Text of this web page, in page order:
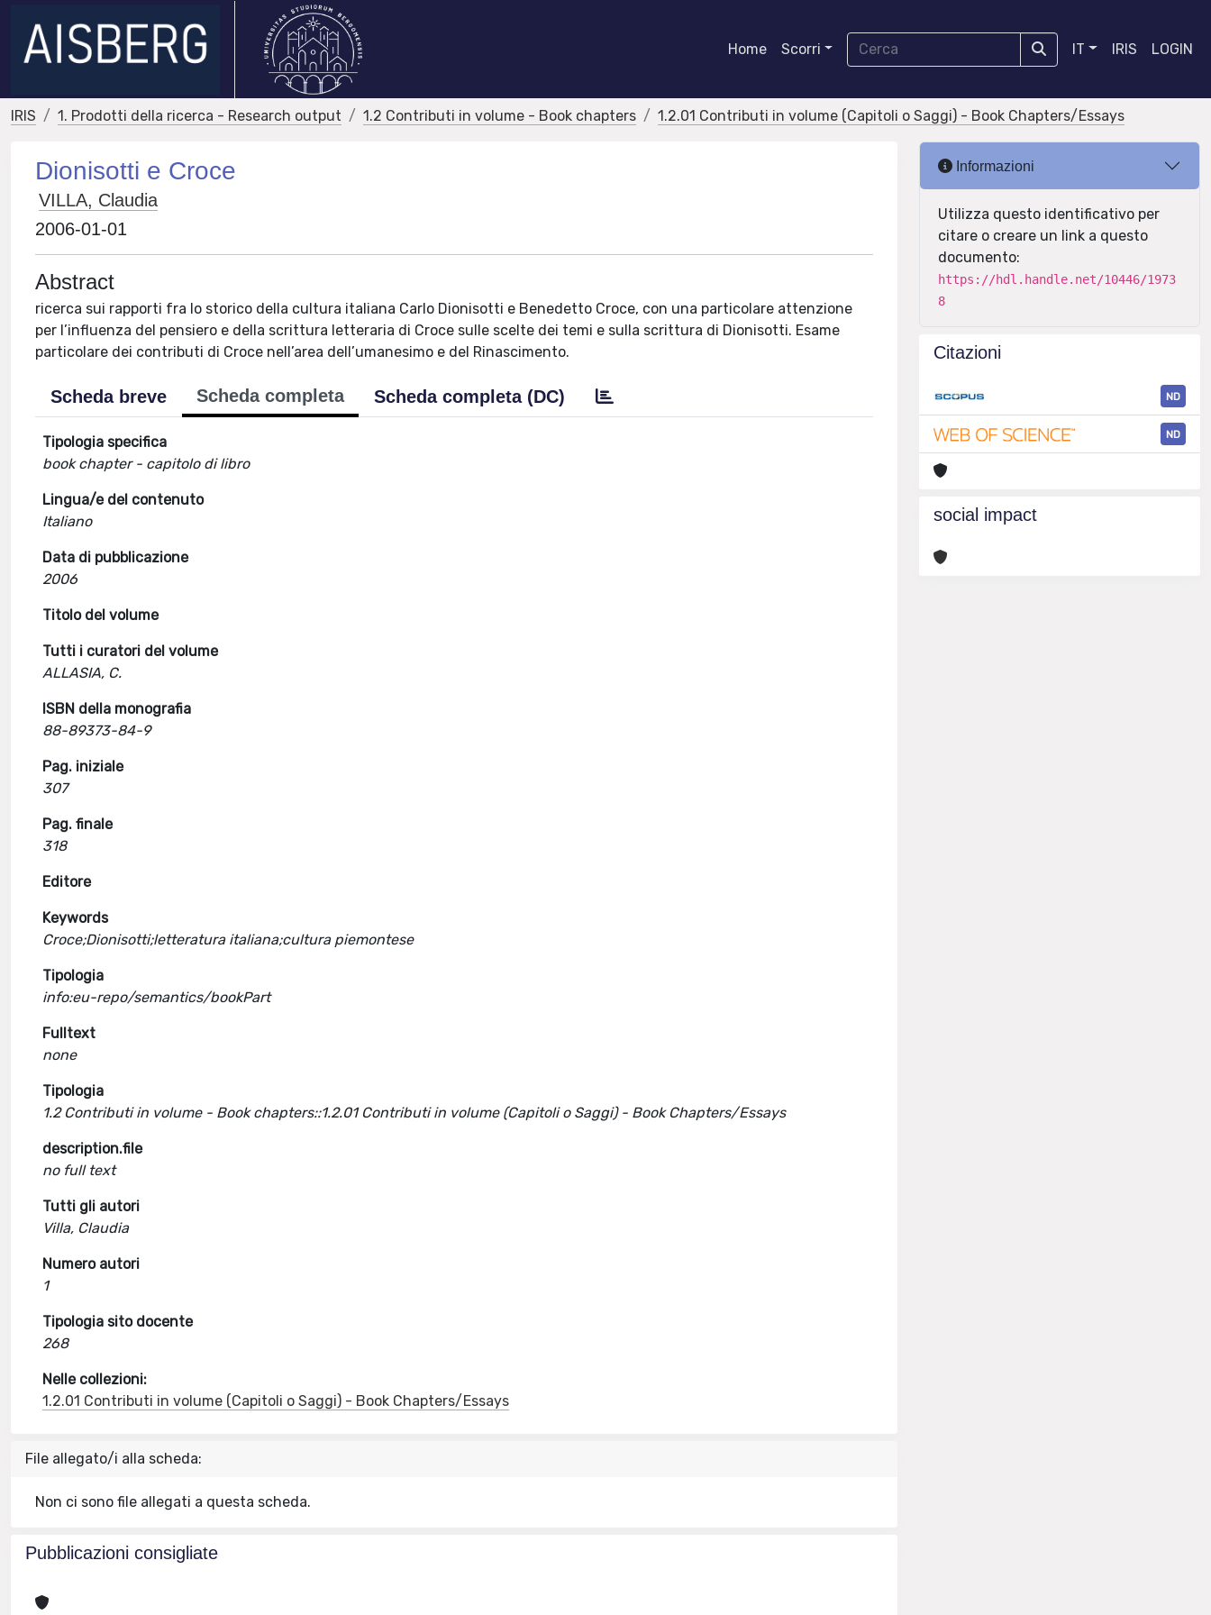
Home Scorri IT IRIS LOGIN
IRIS 1. Prodotti della ricerca - Research output 1.2 Contributi in volume - Book chapters 1.2.01 Contributi in volume (Capitoli o Saggi) - Book Chapters/Essays
Dionisotti e Croce
VILLA, Claudia
2006-01-01
Abstract
ricerca sui rapporti fra lo storico della cultura italiana Carlo Dionisotti e Benedetto Croce, con una particolare attenzione
per l’influenza del pensiero e della scrittura letteraria di Croce sulle scelte dei temi e sulla scrittura di Dionisotti. Esame
particolare dei contributi di Croce nell’area dell’umanesimo e del Rinascimento.
Scheda breve Scheda completa Scheda completa (DC)
Tipologia specifica
book chapter - capitolo di libro
Lingua/e del contenuto
Italiano
Data di pubblicazione
2006
Titolo del volume
Tutti i curatori del volume
ALLASIA, C.
ISBN della monografia
88-89373-84-9
Pag. iniziale
307
Pag. finale
318
Editore
Keywords
Croce;Dionisotti;letteratura italiana;cultura piemontese
Tipologia
info:eu-repo/semantics/bookPart
Fulltext
none
Tipologia
1.2 Contributi in volume - Book chapters::1.2.01 Contributi in volume (Capitoli o Saggi) - Book Chapters/Essays
description.file
no full text
Tutti gli autori
Villa, Claudia
Numero autori
1
Tipologia sito docente
268
Nelle collezioni:
1.2.01 Contributi in volume (Capitoli o Saggi) - Book Chapters/Essays
File allegato/i alla scheda:
Non ci sono file allegati a questa scheda.
Pubblicazioni consigliate
Informazioni
Utilizza questo identificativo per
citare o creare un link a questo
documento:
https://hdl.handle.net/10446/1973
8
Citazioni
ND
ND
social impact